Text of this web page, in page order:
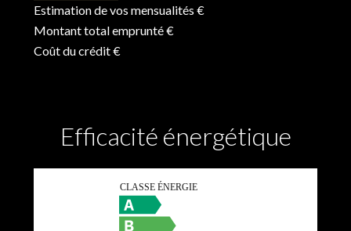
Estimation de vos mensualités €
Montant total emprunté€
Coût du crédit€
Efficacité énergétique